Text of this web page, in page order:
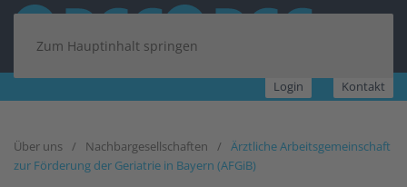
Zum Hauptinhalt springen
Login Kontakt
Über uns Nachbargesellschaften
Ärztliche Arbeitsgemeinschaft
zur Förderung der Geriatrie in Bayern (AFGiB)